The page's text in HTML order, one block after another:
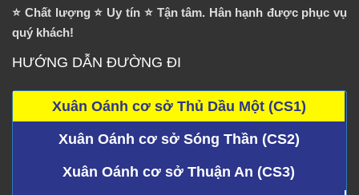
⭐️ Chất lượng ⭐️ Uy tín ⭐️ Tận tâm. Hân hạnh được phục vụ
quý khách!
HƯỚNG DẪN ĐƯỜNG ĐI
Xuân Oánh cơ sở Thủ Dầu Một (CS1)
Xuân Oánh cơ sở Sóng Thần (CS2)
Xuân Oánh cơ sở Thuận An (CS3)